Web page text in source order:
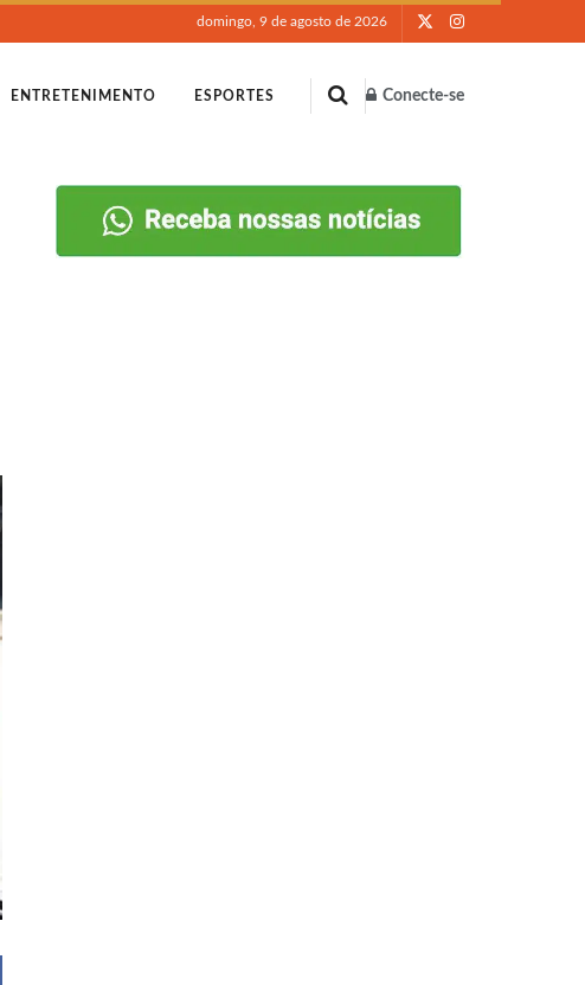
domingo, 9 de agosto de 2026
ENTRETENIMENTO ESPORTES Conecte-se